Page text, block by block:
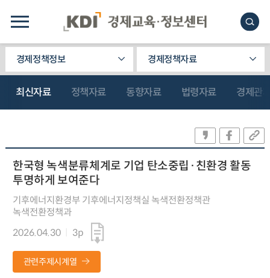
경제정책정보 경제정책자료
최신자료 정책자료 동향자료 법령자료 경제관
한국형 녹색분류체계로 기업 탄소중립·친환경 활동
투명하게 보여준다
기후에너지환경부 기후에너지정책실 녹색전환정책관
녹색전환정책과
2026.04.30
3p
관련주제시계열